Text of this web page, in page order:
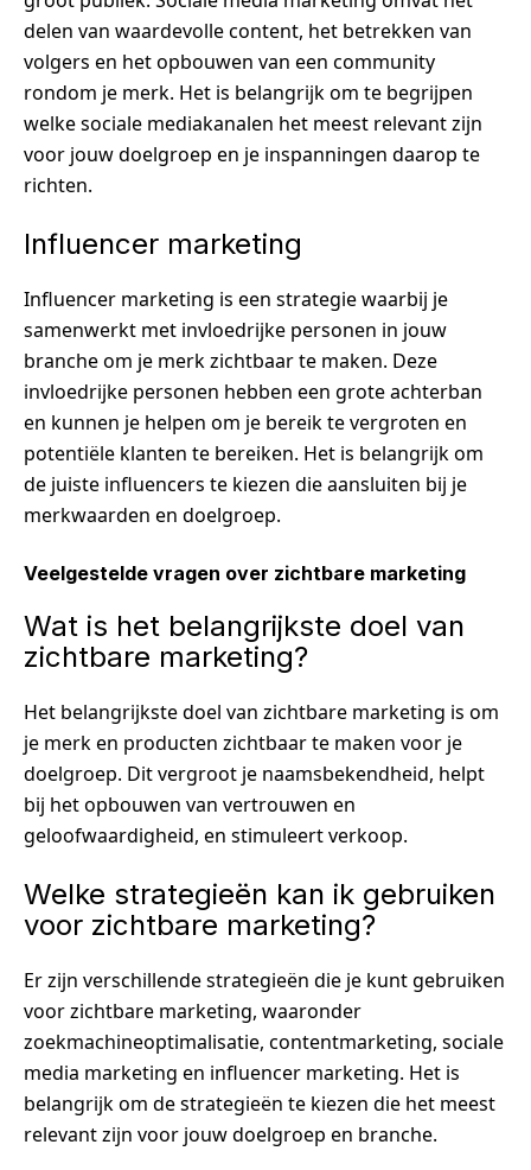
delen van waardevolle content, het betrekken van
volgers en het opbouwen van een community
rondom je merk. Het is belangrijk om te begrijpen
welke sociale mediakanalen het meest relevant zijn
voor jouw doelgroep en je inspanningen daarop te
richten.
Influencer marketing
Influencer marketing is een strategie waarbij je
samenwerkt met invloedrijke personen in jouw
branche om je merk zichtbaar te maken. Deze
invloedrijke personen hebben een grote achterban
en kunnen je helpen om je bereik te vergroten en
potentiële klanten te bereiken. Het is belangrijk om
de juiste influencers te kiezen die aansluiten bij je
merkwaarden en doelgroep.
Veelgestelde vragen over zichtbare marketing
Wat is het belangrijkste doel van
zichtbare marketing?
Het belangrijkste doel van zichtbare marketing is om
je merk en producten zichtbaar te maken voor je
doelgroep. Dit vergroot je naamsbekendheid, helpt
bij het opbouwen van vertrouwen en
geloofwaardigheid, en stimuleert verkoop.
Welke strategieën kan ik gebruiken
voor zichtbare marketing?
Er zijn verschillende strategieën die je kunt gebruiken
voor zichtbare marketing, waaronder
zoekmachineoptimalisatie, contentmarketing, sociale
media marketing en influencer marketing. Het is
belangrijk om de strategieën te kiezen die het meest
relevant zijn voor jouw doelgroep en branche.